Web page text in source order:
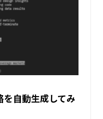
自動生成してみ